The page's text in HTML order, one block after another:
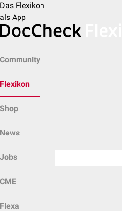
Das Flexikon
als App
Community
Flexikon
Shop
News
Jobs
CME
Flexa